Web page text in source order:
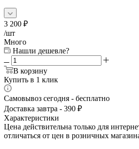
3 200 ₽
/шт
Много
Нашли дешевле?
В корзину
Купить в 1 клик
Самовывоз сегодня - бесплатно
Доставка завтра - 390 ₽
Характеристики
Цена действительна только для
отличаться от цен в розничных